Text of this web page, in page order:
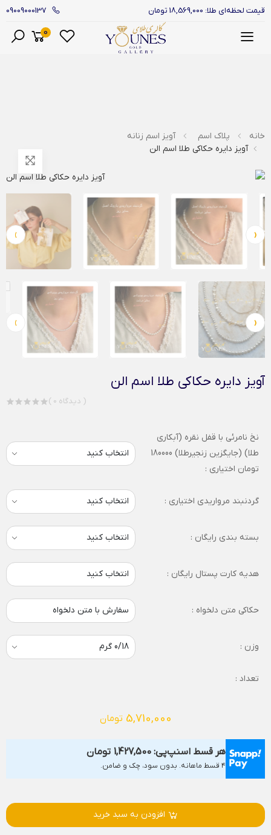
قیمت لحظه‌ای طلا: 18,569,000 تومان 09009000137
0
خانه پلاک اسم
آویز اسم زنانه
آویز دایره حکاکی طلا اسم الن
‹
›
‹
›
آویز دایره حکاکی طلا اسم الن
( 0 دیدگاه )
نخ نامرئی با قفل نقره (آبکاری
طلا) (جایگزین زنجیرطلا) 180000
تومان اختیاری :
گردنبند مرواریدی اختیاری :
بسته بندی رایگان :
هدیه کارت پستال رایگان : انتخاب کنید
حکاکی متن دلخواه : سفارش با متن دلخواه
وزن :
تعداد :
5,710,000 تومان
هر قسط اسنپ‌پی: 1,427,500 تومان
۴ قسط ماهانه. بدون سود، چک و ضامن.
افزودن به سبد خرید